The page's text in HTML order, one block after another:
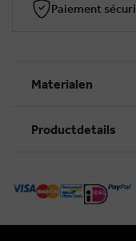
Paiement
Materialen
Productdetails
E.